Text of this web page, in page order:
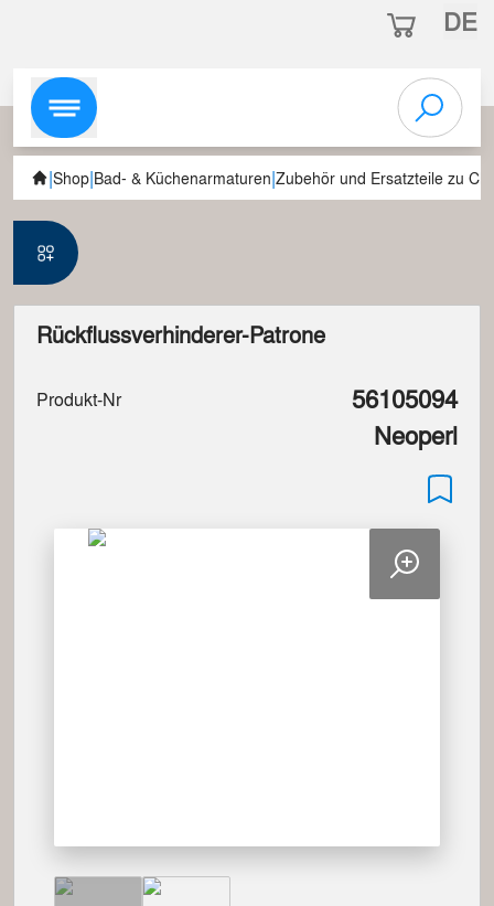
DE
|Shop|Bad- & Küchenarmaturen|Zubehör und Ersatzteile zu
Rückflussverhinderer-Patrone
Produkt-Nr
56105094
Neoperl